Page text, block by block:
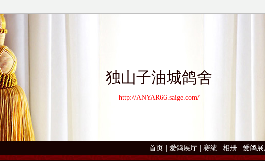
独山子油城鸽舍
http://ANYAR66.saige.com/
首页 爱鸽展厅 赛绩 相册 爱鸽